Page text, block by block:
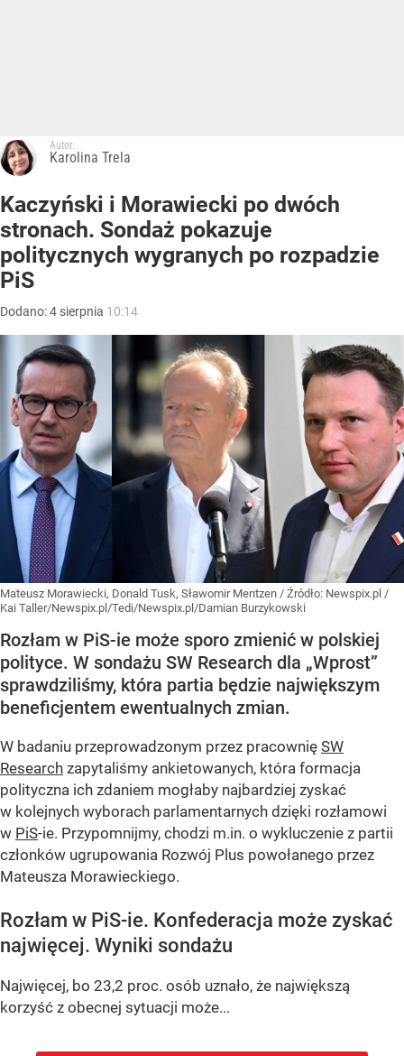
Autor:
Karolina Trela
Kaczyński i Morawiecki po dwóch
stronach. Sondaż pokazuje
politycznych wygranych po rozpadzie
PiS
Dodano:4 sierpnia 10:14
Mateusz Morawiecki, Donald Tusk, Sławomir Mentzen / Źródło: Newspix.pl /
Kai Taller/Newspix.pl/Tedi/Newspix.pl/Damian Burzykowski
Rozłam w PiS-ie może sporo zmienić w polskiej
polityce. W sondażu SW Research dla „Wprost”
sprawdziliśmy, która partia będzie największym
beneficjentem ewentualnych zmian.
W badaniu przeprowadzonym przez pracownię SW
Research zapytaliśmy ankietowanych, która formacja
polityczna ich zdaniem mogłaby najbardziej zyskać
w kolejnych wyborach parlamentarnych dzięki rozłamowi
w PiS-ie. Przypomnijmy, chodzi m.in. o wykluczenie z partii
członków ugrupowania Rozwój Plus powołanego przez
Mateusza Morawieckiego.
Rozłam w PiS-ie. Konfederacja może zyskać
najwięcej. Wyniki sondażu
Najwięcej, bo 23,2 proc. osób uznało, że największą
korzyść z obecnej sytuacji może...